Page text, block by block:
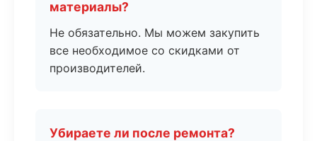
материалы?
Не обязательно. Мы можем закупить
все необходимое со скидками от
производителей.
Убираете ли после ремонта?